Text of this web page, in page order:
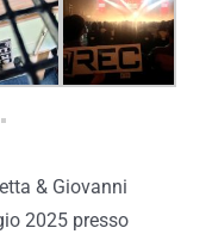
& Giovanni
2025 presso